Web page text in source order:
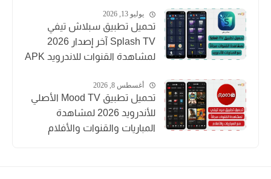
يوليو 13, 2026
تحميل تطبيق سبلاش تيفي
Splash TV آخر إصدار 2026
لمشاهدة القنوات للاندرويد APK
أغسطس 8, 2026
تحميل تطبيق Mood TV الأصلي
للأندرويد 2026 لمشاهدة
المباريات والقنوات والأفلام